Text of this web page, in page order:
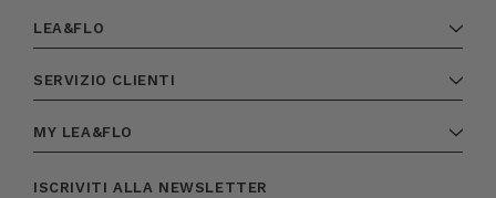
LEA&FLO
SERVIZIO CLIENTI
MY LEA&FLO
ISCRIVITI ALLA NEWSLETTER